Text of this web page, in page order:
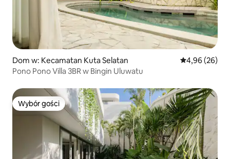
Dom w: Kecamatan Kuta Selatan Średnia
4,96 (26)
Pono Pono Villa 3BR w Bingin Uluwatu
Wybór gości
Wybór gości